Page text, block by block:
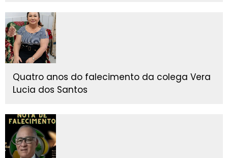
Quatro anos do falecimento da colega Vera
Lucia dos Santos